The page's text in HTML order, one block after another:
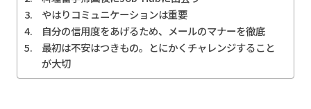
やはりコミュニケーションは重要
自分の信用度をあげるため、メールのマナーを徹底
最初は不安はつきもの。とにかくチャレンジすること
が大切